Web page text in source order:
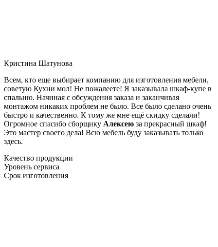
Кристина Шатунова
Всем, кто еще выбирает компанию для изготовления мебели,
советую Кухни мол! Не пожалеете! Я заказывала шкаф-купе в
спальню. Начиная с обсуждения заказа и заканчивая
монтажом никаких проблем не было. Все было сделано очень
быстро и качественно. К тому же мне ещё скидку сделали!
Огромное спасибо сборщику Алексею за прекрасный шкаф!
Это мастер своего дела! Всю мебель буду заказывать только
здесь.
Качество продукции
Уровень сервиса
Срок изготовления